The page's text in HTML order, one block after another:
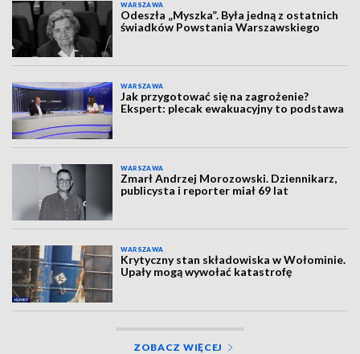
WARSZAWA
Odeszła „Myszka”. Była jedną z ostatnich
świadków Powstania Warszawskiego
WARSZAWA
Jak przygotować się na zagrożenie?
Ekspert: plecak ewakuacyjny to podstawa
WARSZAWA
Zmarł Andrzej Morozowski. Dziennikarz,
publicysta i reporter miał 69 lat
WARSZAWA
Krytyczny stan składowiska w Wołominie.
Upały mogą wywołać katastrofę
ZOBACZ WIĘCEJ